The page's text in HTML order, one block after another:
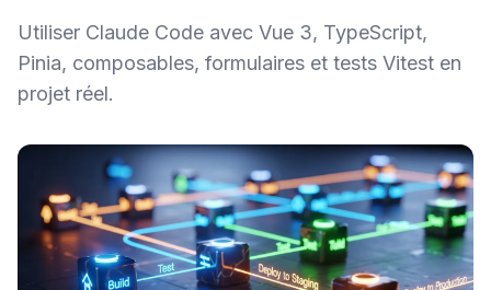
Utiliser Claude Code avec Vue 3, TypeScript,
Pinia, composables, formulaires et tests Vitest en
projet réel.